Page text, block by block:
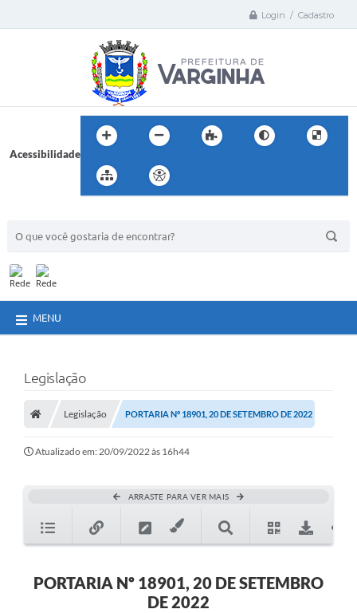
Login / Cadastro
Acessibilidade
MENU
Legislação
Legislação PORTARIA Nº 18901, 20 DE SETEMBRO DE 2022
Atualizado em: 20/09/2022 às 16h44
ARRASTE PARA VER MAIS
PORTARIA Nº 18901, 20 DE SETEMBRO
DE 2022